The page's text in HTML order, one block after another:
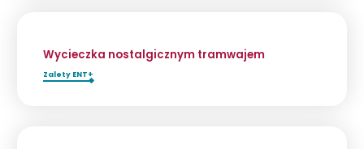
Wycieczka nostalgicznym tramwajem
Zalety ENT+